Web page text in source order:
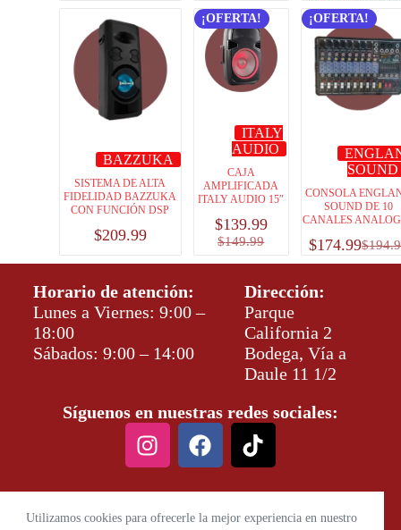
Utilizamos cookies para ofrecerle la mejor experiencia en nuestro
BAZZUKA
SISTEMA DE ALTA
FIDELIDAD BAZZUKA
CON FUNCIÓN DSP
$209.99
¡OFERTA!
ITALY
AUDIO
CAJA
AMPLIFICADA
ITALY AUDIO 15″
$149.99
$139.99
¡OFERTA!
SOUND
CONSOLA
SOUND DE 10
CANALES
$
$174.99
Horario de atención:
Lunes a Viernes: 9:00 –
18:00
Sábados: 9:00 – 14:00
Dirección:
Parque
California 2
Bodega, Vía a
Daule 11 1/2
Síguenos en nuestras redes sociales: